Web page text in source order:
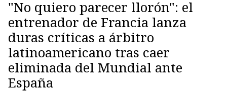
"No quiero parecer llorón": el
entrenador de Francia lanza
duras críticas a árbitro
latinoamericano tras caer
eliminada del Mundial ante
España